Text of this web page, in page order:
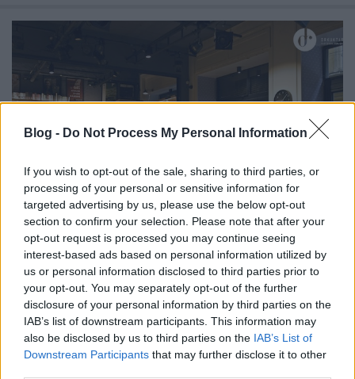
Blog - Do Not Process My Personal Information
If you wish to opt-out of the sale, sharing to third parties, or
processing of your personal or sensitive information for
targeted advertising by us, please use the below opt-out
section to confirm your selection. Please note that after your
opt-out request is processed you may continue seeing
interest-based ads based on personal information utilized by
us or personal information disclosed to third parties prior to
your opt-out. You may separately opt-out of the further
disclosure of your personal information by third parties on the
IAB’s list of downstream participants. This information may
also be disclosed by us to third parties on the IAB’s List of
Downstream Participants that may further disclose it to other
KÁVÉHÁZAK ÉJSZAKÁJA: MAGRÓL
VETETT KÖZÖSSÉGI TÉR
drkuktart• 2018. május 16.